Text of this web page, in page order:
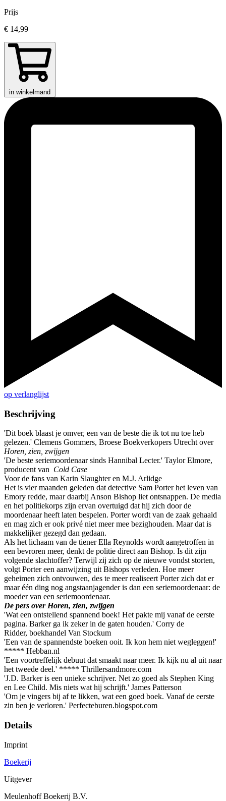
Prijs
€ 14,99
in winkelmand
op verlanglijst
Beschrijving
'Dit boek blaast je omver, een van de beste die ik tot nu toe heb
gelezen.' Clemens Gommers, Broese Boekverkopers Utrecht over
Horen, zien, zwijgen
'De beste seriemoordenaar sinds Hannibal Lecter.' Taylor Elmore,
producent van Cold Case
Voor de fans van Karin Slaughter en M.J. Arlidge
Het is vier maanden geleden dat detective Sam Porter het leven van
Emory redde, maar daarbij Anson Bishop liet ontsnappen. De media
en het politiekorps zijn ervan overtuigd dat hij zich door de
moordenaar heeft laten bespelen. Porter wordt van de zaak gehaald
en mag zich er ook privé niet meer mee bezighouden. Maar dat is
makkelijker gezegd dan gedaan.
Als het lichaam van de tiener Ella Reynolds wordt aangetroffen in
een bevroren meer, denkt de politie direct aan Bishop. Is dit zijn
volgende slachtoffer? Terwijl zij zich op de nieuwe vondst storten,
volgt Porter een aanwijzing uit Bishops verleden. Hoe meer
geheimen zich ontvouwen, des te meer realiseert Porter zich dat er
maar één ding nog angstaanjagender is dan een seriemoordenaar: de
moeder van een seriemoordenaar.
De pers overHoren, zien, zwijgen
'Wat een ontstellend spannend boek! Het pakte mij vanaf de eerste
pagina. Barker ga ik zeker in de gaten houden.' Corry de
Ridder, boekhandel Van Stockum
'Een van de spannendste boeken ooit. Ik kon hem niet wegleggen!'
***** Hebban.nl
'Een voortreffelijk debuut dat smaakt naar meer. Ik kijk nu al uit naar
het tweede deel.' ***** Thrillersandmore.com
'J.D. Barker is een unieke schrijver. Net zo goed als Stephen King
en Lee Child. Mis niets wat hij schrijft.' James Patterson
'Om je vingers bij af te likken, wat een goed boek. Vanaf de eerste
zin ben je verloren.' Perfecteburen.blogspot.com
Details
Imprint
Boekerij
Uitgever
Meulenhoff Boekerij B.V.